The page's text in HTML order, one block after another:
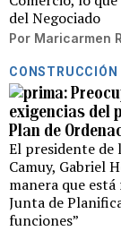
del Negociado
Por Maricarmen
CONSTRUCCIÓN
exigencias del
Plan de
El presidente de
Camuy, Gabriel
manera que
Junta de
funciones”